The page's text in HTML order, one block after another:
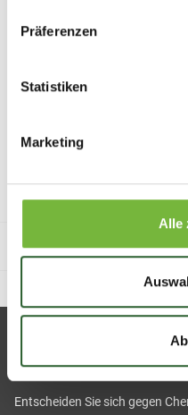
Präferenzen
Statistiken
Marketing
Alle
Alles neu im Neuen Jahr -
Weiter
Über uns
Entscheiden Sie sich gegen